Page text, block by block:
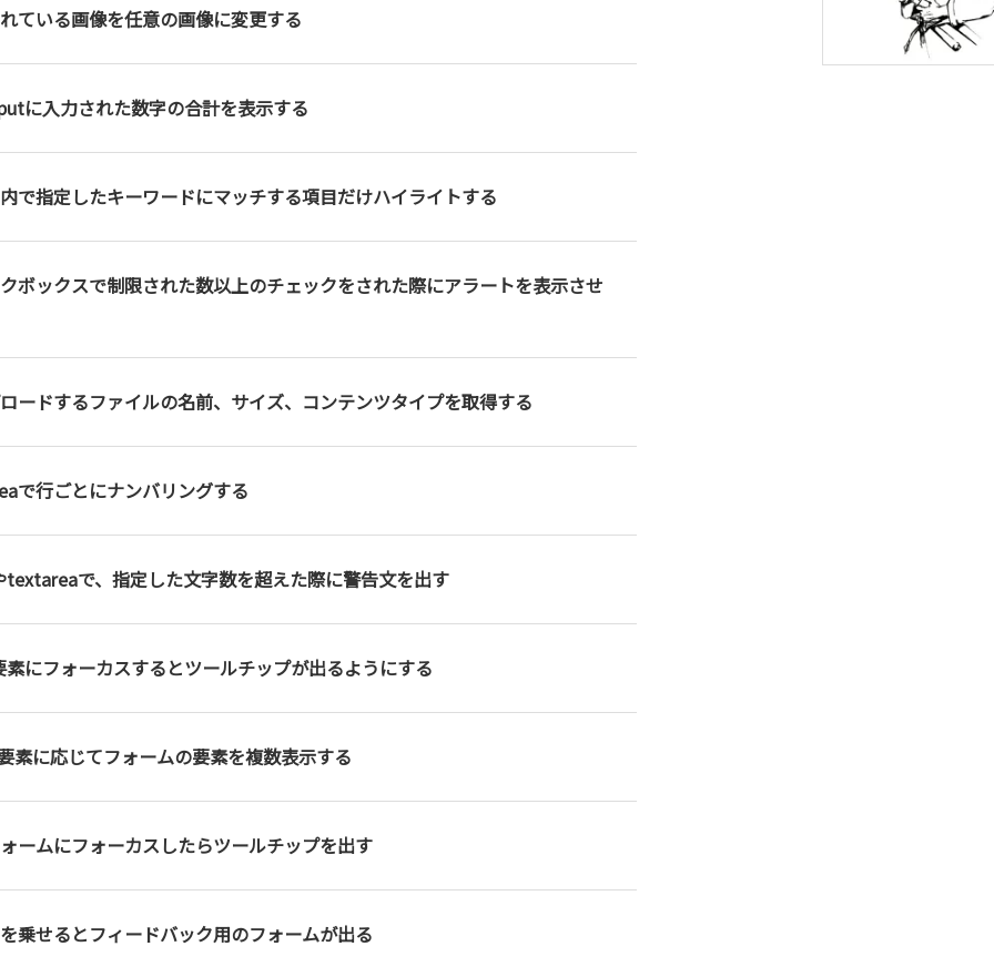
ている画像を任意の画像に変更する
に入力された数字の合計を表示する
で指定したキーワードにマッチする項目だけハイライトする
ボックスで制限された数以上のチェックをされた際にアラートを表示させ
ードするファイルの名前、サイズ、コンテンツタイプを取得する
で行ごとにナンバリングする
で、指定した文字数を超えた際に警告文を出す
にフォーカスするとツールチップが出るようにする
素に応じてフォームの要素を複数表示する
ームにフォーカスしたらツールチップを出す
乗せるとフィードバック用のフォームが出る